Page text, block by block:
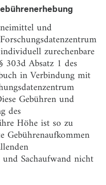
Nr. 27)
Gebührenerhebung
der Gebühren und von
Datenauswertung und
Erstellung
und Zwischenergebnisse
und
zurechenbare
303d Absatz 1 des
in Verbindung mit
Gebühren und
des
Höhe ist so zu
Gebührenaufkommen
Sachaufwand nicht